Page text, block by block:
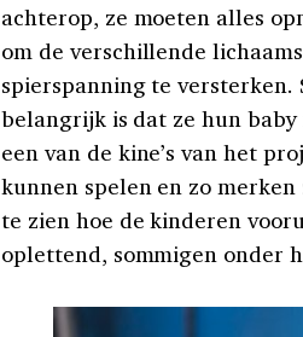
achterop, ze moeten alles
om de verschillende
spierspanning te
belangrijk is dat ze hun
een van de kine’s van het
kunnen spelen en zo
te zien hoe de kinderen
oplettend, sommigen onder